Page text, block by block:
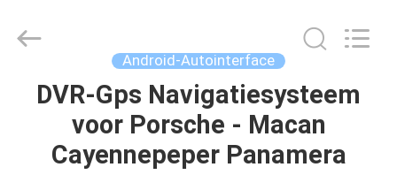
HUIS
PRODUCTEN
Automobile
Electron
Android-Autointerface
DVR-Gps Navigatiesysteem
voor Porsche - Macan
Cayennepeper Panamera